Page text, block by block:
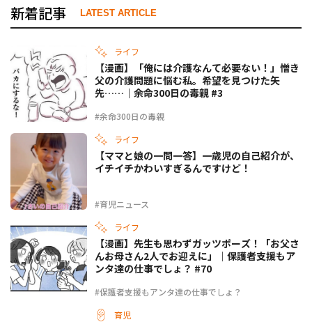
新着記事 LATEST ARTICLE
ライフ
#余命300日の毒親
【漫画】「俺には介護なんて必要ない！」憎き
父の介護問題に悩む私。希望を見つけた矢
先……｜余命300日の毒親 #3
ライフ
#育児ニュース
【ママと娘の一問一答】一歳児の自己紹介が、
イチイチかわいすぎるんですけど！
ライフ
#保護者支援もアンタ達の仕事でしょ？
【漫画】先生も思わずガッツポーズ！「お父さ
んお母さん2人でお迎えに」｜保護者支援もア
ンタ達の仕事でしょ？ #70
育児